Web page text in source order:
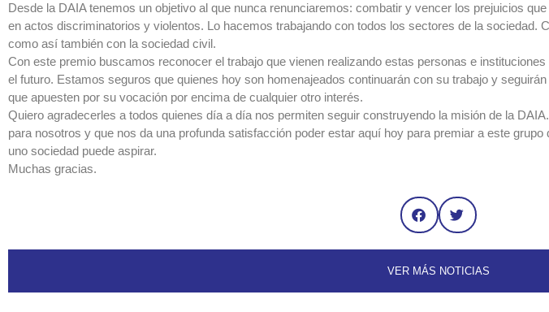
Desde la DAIA tenemos un objetivo al que nunca renunciaremos: combatir y vencer los prejuicios
en actos discriminatorios y violentos. Lo hacemos trabajando con todos los sectores de la sociedad.
como así también con la sociedad civil.
Con este premio buscamos reconocer el trabajo que vienen realizando estas personas e
el futuro. Estamos seguros que quienes hoy son homenajeados continuarán con su trabajo y
que apuesten por su vocación por encima de cualquier otro interés.
Quiero agradecerles a todos quienes día a día nos permiten seguir construyendo la misión de la
para nosotros y que nos da una profunda satisfacción poder estar aquí hoy para premiar a este
uno sociedad puede aspirar.
Muchas gracias.
VER MÁS NOTICIAS